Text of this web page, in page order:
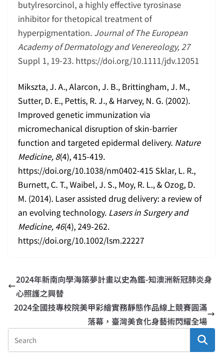
butylresorcinol, a highly effective tyrosinase
inhibitor for thetopical treatment of
hyperpigmentation. Journal of The European
Academy of Dermatology and Venereology, 27
Suppl 1, 19-23. https://doi.org/10.1111/jdv.12051
Mikszta, J. A., Alarcon, J. B., Brittingham, J. M.,
Sutter, D. E., Pettis, R. J., & Harvey, N. G. (2002).
Improved genetic immunization via
micromechanical disruption of skin-barrier
function and targeted epidermal delivery. Nature
Medicine, 8(4), 415-419.
https://doi.org/10.1038/nm0402-415 Sklar, L. R.,
Burnett, C. T., Waibel, J. S., Moy, R. L., & Ozog, D.
M. (2014). Laser assisted drug delivery: a review of
an evolving technology. Lasers in Surgery and
Medicine, 46(4), 249-262.
https://doi.org/10.1002/lsm.22227
2024年新南向學海築夢計畫以史為鑑-知澳洲新冠肺炎身
心照護之興替
2024全國技專校院美甲彩繪實務靜態作品線上競賽圓滿
落幕，臺灣美食化身藝術閃耀全場